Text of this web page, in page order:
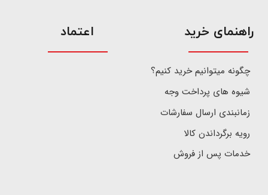
​راهنمای خرید
چگونه میتوانیم خرید کنیم؟
شیوه های پرداخت وجه
زمانبندی ارسال سفارشات
رویه برگرداندن کالا
خدمات پس از فروش
اعتماد